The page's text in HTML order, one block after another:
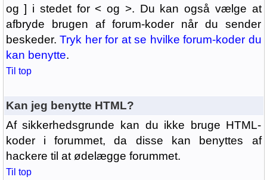
og ] i stedet for < og >. Du kan også vælge at
afbryde brugen af forum-koder når du sender
beskeder. Tryk her for at se hvilke forum-koder du
kan benytte.
Til top
Kan jeg benytte HTML?
Af sikkerhedsgrunde kan du ikke bruge HTML-
koder i forummet, da disse kan benyttes af
hackere til at ødelægge forummet.
Til top